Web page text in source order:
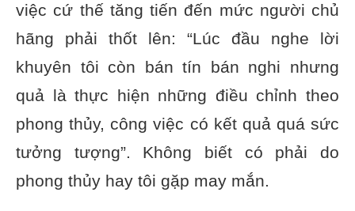
việc cứ thế tăng tiến đến mức người chủ
hãng phải thốt lên: “Lúc đầu nghe lời
khuyên tôi còn bán tín bán nghi nhưng
quả là thực hiện những điều chỉnh theo
phong thủy, công việc có kết quả quá sức
tưởng tượng”. Không biết có phải do
phong thủy hay tôi gặp may mắn.